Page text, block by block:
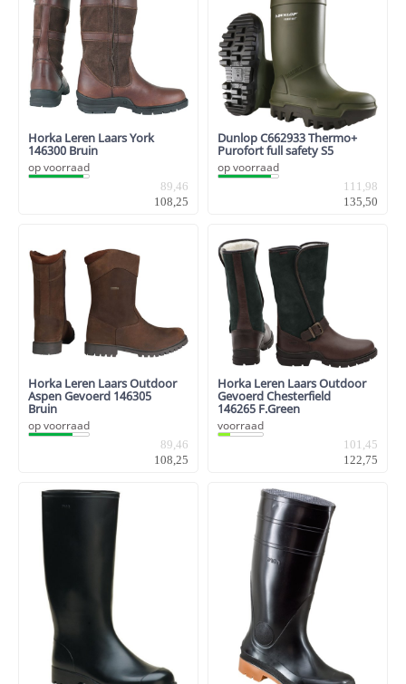
Horka Leren Laars York
146300 Bruin
op voorraad
89,46
108,25
Dunlop C662933 Thermo+
Purofort full safety S5
op voorraad
111,98
135,50
Horka Leren Laars Outdoor
Aspen Gevoerd 146305
Bruin
op voorraad
89,46
108,25
Horka Leren Laars Outdoor
Gevoerd Chesterfield
146265 F.Green
voorraad
101,45
122,75